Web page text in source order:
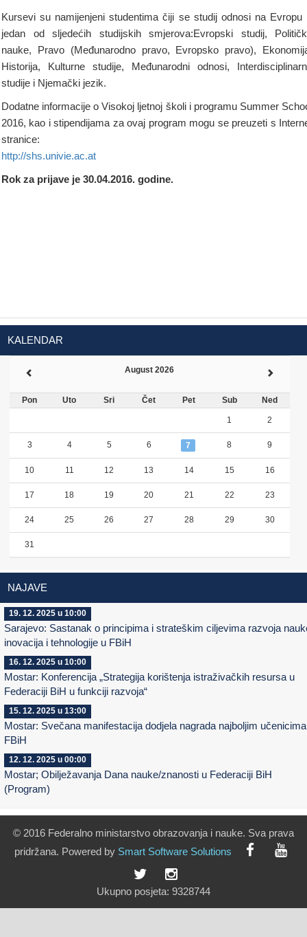
Kursevi su namijenjeni studentima čiji se studij odnosi na Evropu
jedan od sljedećih studijskih smjerova:Evropski studij,
nauke, Pravo (Međunarodno pravo, Evropsko pravo),
Historija, Kulturne studije, Međunarodni odnosi,
studije i Njemački jezik.
Dodatne informacije o Visokoj ljetnoj školi i programu Summer
2016, kao i stipendijama za ovaj program mogu se preuzeti s
stranice:
http://shs.univie.ac.at
Rok za prijave je 30.04.2016. godine.
KALENDAR
August 2026
Pon Uto Sri Čet Pet Sub Ned
1 2
3 4 5 6 7 8 9
10 11 12 13 14 15 16
17 18 19 20 21 22 23
24 25 26 27 28 29 30
31
NAJAVE
19. 12. 2025 u 10:00
Sarajevo: Sastanak o principima i strateškim ciljevima razvoja
inovacija i tehnologije u FBiH
16. 12. 2025 u 10:00
Mostar: Konferencija „Strategija korištenja istraživačkih resursa u
Federaciji BiH u funkciji razvoja“
15. 12. 2025 u 13:00
Mostar: Svečana manifestacija dodjela nagrada najboljim
FBiH
12. 12. 2025 u 00:00
Mostar; Obilježavanja Dana nauke/znanosti u Federaciji BiH
(Program)
© 2016 Federalno ministarstvo obrazovanja i nauke. Sva prava
pridržana. Powered by Smart Software Solutions
Ukupno posjeta: 9328744